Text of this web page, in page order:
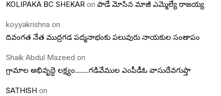
KOLIPAKA BC SHEKAR on పాడే మోసిన మాజీ ఎమ్మెల్యే రాజయ్య
koyyakrishna on
దివంగత నేత ముద్రగడ పద్మనాభంకు పలువురు నాయకుల సంతాపం
Shaik Abdul Mazeed on
గ్రామాల అభివృద్దె లక్ష్యం…….గడివేముల ఎంపీడీఓ వాసుదేవగుప్తా
SATHISH on